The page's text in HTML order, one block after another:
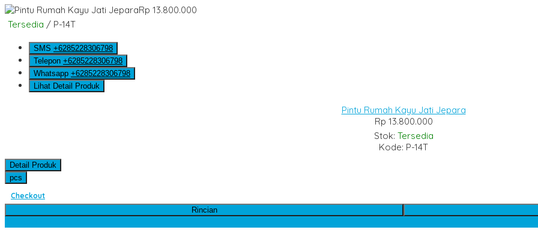
Rp 13.800.000
Tersedia / P-14T
SMS +6285228306798
Telepon +6285228306798
Whatsapp +6285228306798
Lihat Detail Produk
Pintu Rumah Kayu Jati Jepara
Rp 13.800.000
Stok: Tersedia
Kode: P-14T
Detail Produk
pcs
Checkout
Rincian